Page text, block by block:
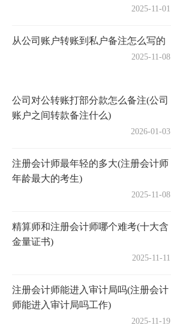
2025-11-01
从公司账户转账到私户备注怎么写的
2025-11-08
公司对公转账打部分款怎么备注(公司
账户之间转款备注什么)
2026-01-03
注册会计师最年轻的多大(注册会计师
年龄最大的考生)
2025-11-08
精算师和注册会计师哪个难考(十大含
金量证书)
2025-11-11
注册会计师能进入审计局吗(注册会计
师能进入审计局吗工作)
2025-11-19